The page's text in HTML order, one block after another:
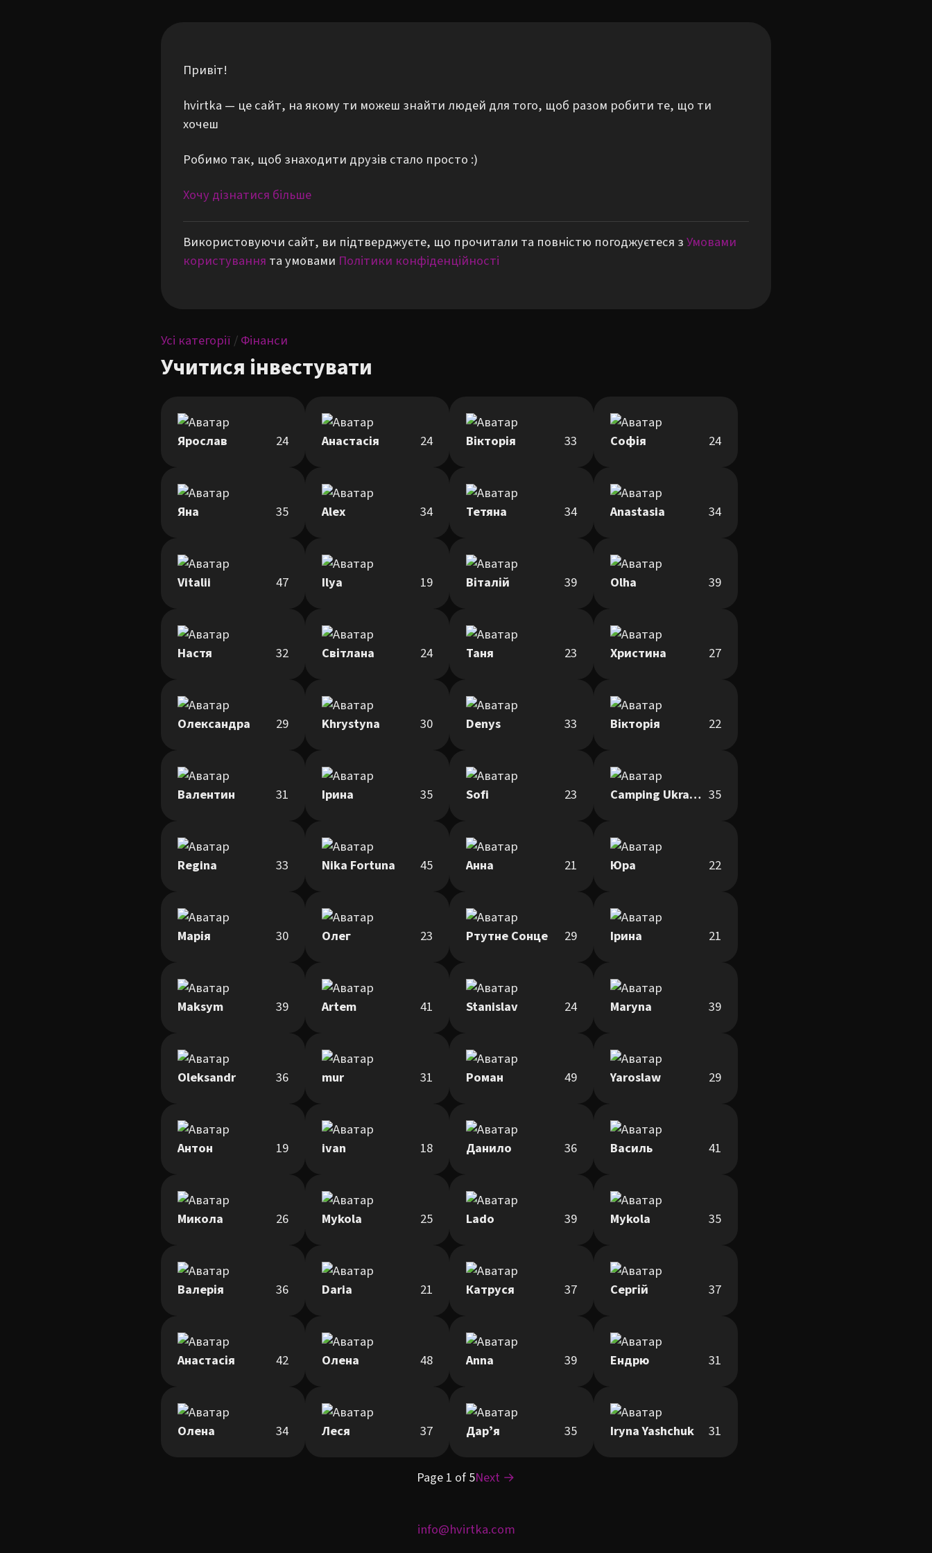
Привіт!
hvirtka — це сайт, на якому ти можеш знайти людей для того, щоб разом робити те, що ти
хочеш
Робимо так, щоб знаходити друзів стало просто :)
Хочу дізнатися більше
Використовуючи сайт, ви підтверджуєте, що прочитали та повністю погоджуєтеся зУмовами
користування та умовами Політики конфіденційності
Усі категорії /Фінанси
Учитися інвестувати
Ярослав 24 Анастасія 24 Вікторія 33 Софія 24
Яна 35 Alex 34 Тетяна 34 Anastasia 34
Vitalii 47 Ilya 19 Віталій 39 Olha 39
Настя 32 Світлана 24 Таня 23 Христина 27
Олександра 29 Khrystyna 30 Denys 33 Вікторія 22
Валентин 31 Ірина 35 Sofi 23 Camping Ukraine 35
Regina 33 Nika Fortuna 45 Анна 21 Юра 22
Марія 30 Олег 23 Ртутне Сонце 29 Ірина 21
Maksym 39 Artem 41 Stanislav 24 Maryna 39
Oleksandr 36 mur 31 Роман 49 Yaroslaw 29
Антон 19 ivan 18 Данило 36 Василь 41
Микола 26 Mykola 25 Lado 39 Mykola 35
Валерія 36 Daria 21 Катруся 37 Сергій 37
Анастасія 42 Олена 48 Anna 39 Ендрю 31
Олена 34 Леся 37 Дарʼя 35 Iryna Yashchuk 31
Page 1 of 5Next →
info@hvirtka.com